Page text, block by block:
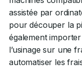
assistée par
pour découper la
également
l’usinage sur une
automatiser les